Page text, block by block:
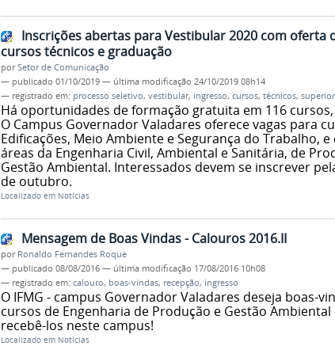
Inscrições abertas para Vestibular 2020 com oferta
cursos técnicos e graduação
porSetor de Comunicação
— publicado 01/10/2019 — última modificação 24/10/2019 08h14
— registrado em: processo seletivo, vestibular, ingresso, cursos, técnicos,
Há oportunidades de formação gratuita em 116 cursos,
O Campus Governador Valadares oferece vagas para
Edificações, Meio Ambiente e Segurança do Trabalho,
áreas da Engenharia Civil, Ambiental e Sanitária, de
Gestão Ambiental. Interessados devem se inscrever
de outubro.
Localizado em Notícias
Mensagem de Boas Vindas - Calouros 2016.II
por Ronaldo Fernandes Roque
— publicado 08/08/2016 — última modificação 17/08/2016 10h08
— registrado em: calouro, boas-vindas, recepção, ingresso
O IFMG - campus Governador Valadares deseja boas-
cursos de Engenharia de Produção e Gestão
recebê-los neste campus!
Localizado em Notícias